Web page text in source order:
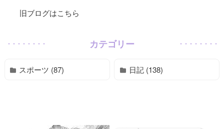
旧ブログはこちら
カテゴリー
スポーツ (87) 日記 (138)